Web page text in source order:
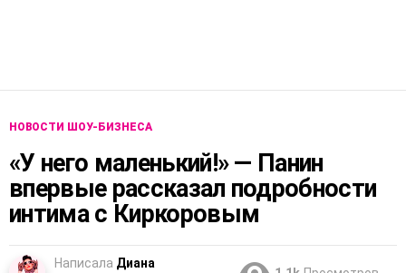
НОВОСТИ ШОУ-БИЗНЕСА
«У него маленький!» — Панин
впервые рассказал подробности
интима с Киркоровым
Написала Диана